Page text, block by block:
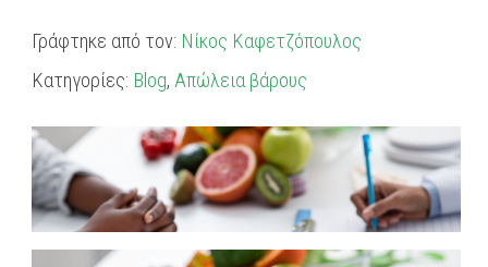
Γράφτηκε από τον: Νίκος Καφετζόπουλος
Κατηγορίες: Blog, Απώλεια βάρους